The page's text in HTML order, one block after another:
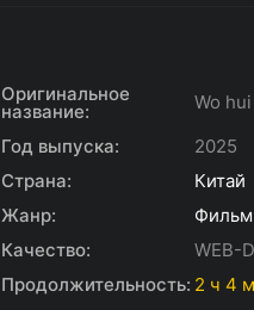
Оригинальное
название:
Wo
Год выпуска:
2025
Страна:
Китай
Жанр:
Качество:
WEB-
Продолжительность: 2 ч 4